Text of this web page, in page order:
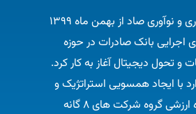
هلدینگ فناوری و نوآوری صاد از بهمن ماه ۱۳۹۹
اجرایی بانک صادرات در حوزه
و تحول دیجیتال آغاز به کار کرد.
با ایجاد همسویی استراتژیک و
تکمیل زنجیره ارزشی گروه شرکت های ۸ گانه